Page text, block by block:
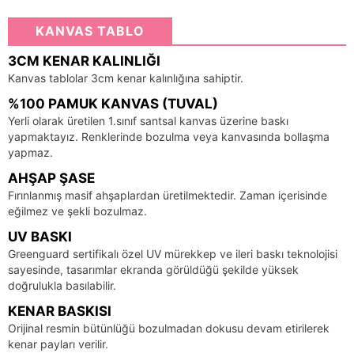
KANVAS TABLO
3CM KENAR KALINLIĞI
Kanvas tablolar 3cm kenar kalınlığına sahiptir.
%100 PAMUK KANVAS (TUVAL)
Yerli olarak üretilen 1.sınıf santsal kanvas üzerine baskı
yapmaktayız. Renklerinde bozulma veya kanvasında bollaşma
yapmaz.
AHŞAP ŞASE
Fırınlanmış masif ahşaplardan üretilmektedir. Zaman içerisinde
eğilmez ve şekli bozulmaz.
UV BASKI
Greenguard sertifikalı özel UV mürekkep ve ileri baskı teknolojisi
sayesinde, tasarımlar ekranda görüldüğü şekilde yüksek
doğrulukla basılabilir.
KENAR BASKISI
Orijinal resmin bütünlüğü bozulmadan dokusu devam etirilerek
kenar payları verilir.